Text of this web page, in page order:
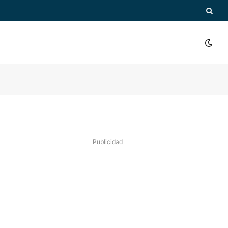
Publicidad